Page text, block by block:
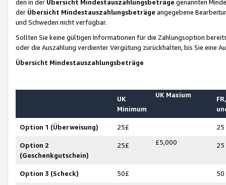
den in der Übersicht Mindestauszahlungsbeträge genannten
der Übersicht Mindestauszahlungsbeträge angegebene
und Schweden nicht verfügbar.
Sollten Sie keine gültigen Informationen für die Zahlungsoption
oder die Auszahlung verdienter Vergütung zurückhalten, bis Sie
Übersicht Mindestauszahlungsbeträge
UK
Minimum
UK Maxium
Option 1 (Überweisung) 25£ 25
Option 2
(Geschenkgutschein)
25£ £5,000 25
Option 3 (Scheck) 50£ 50